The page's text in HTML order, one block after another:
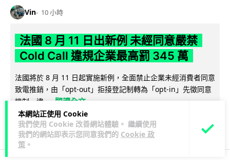
本網站正使用 Cookie
我們使用 Cookie 改善網站體驗。 繼續使用
我們的網站即表示您同意我們的 Cookie 政
策 。
Vin 10 小時
法國 8 月 11 日出新例 未經同意嚴禁
Cold Call 違規企業最高罰 345 萬
法國將於 8 月 11 日起實施新例，全面禁止企業未經消費者同意
致電推銷，由「opt-out」拒接登記制轉為「opt-in」先徵同意
機制。違... 閱讀全文
199 19 ↗ 分享